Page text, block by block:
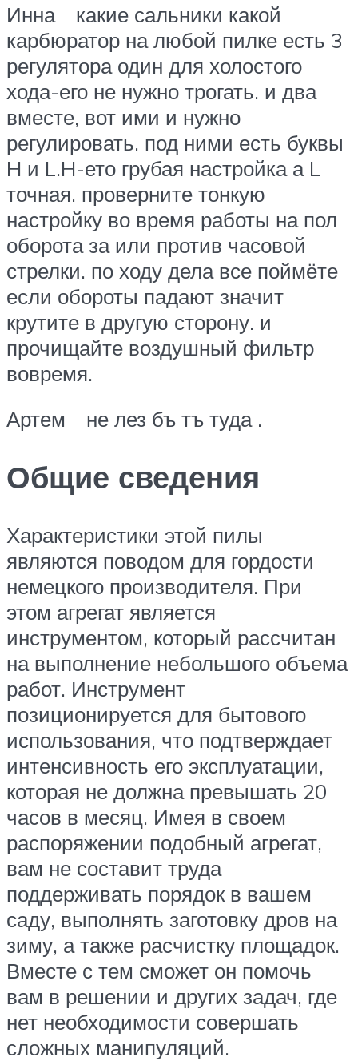
Инна какие сальники какой
карбюратор на любой пилке есть 3
регулятора один для холостого
хода-его не нужно трогать. и два
вместе, вот ими и нужно
регулировать. под ними есть буквы
H и L.H-ето грубая настройка а L
точная. проверните тонкую
настройку во время работы на пол
оборота за или против часовой
стрелки. по ходу дела все поймёте
если обороты падают значит
крутите в другую сторону. и
прочищайте воздушный фильтр
вовремя.
Артем не лез бъ тъ туда .
Общие сведения
Характеристики этой пилы
являются поводом для гордости
немецкого производителя. При
этом агрегат является
инструментом, который рассчитан
на выполнение небольшого объема
работ. Инструмент
позиционируется для бытового
использования, что подтверждает
интенсивность его эксплуатации,
которая не должна превышать 20
часов в месяц. Имея в своем
распоряжении подобный агрегат,
вам не составит труда
поддерживать порядок в вашем
саду, выполнять заготовку дров на
зиму, а также расчистку площадок.
Вместе с тем сможет он помочь
вам в решении и других задач, где
нет необходимости совершать
сложных манипуляций.